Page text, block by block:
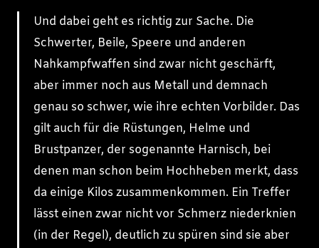
Und dabei geht es richtig zur Sache. Die
Schwerter, Beile, Speere und anderen
Nahkampfwaffen sind zwar nicht geschärft,
aber immer noch aus Metall und demnach
genau so schwer, wie ihre echten Vorbilder. Das
gilt auch für die Rüstungen, Helme und
Brustpanzer, der sogenannte Harnisch, bei
denen man schon beim Hochheben merkt, dass
da einige Kilos zusammenkommen. Ein Treffer
lässt einen zwar nicht vor Schmerz niederknien
(in der Regel), deutlich zu spüren sind sie aber